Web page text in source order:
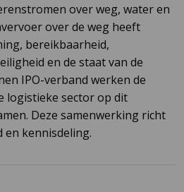
over weg, water en
over de weg heeft
bereikbaarheid,
en de staat van de
IPO-verband werken de
logistieke sector op dit
Deze samenwerking richt
en kennisdeling.